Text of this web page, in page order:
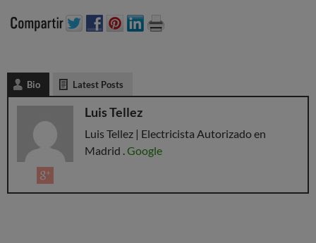
Bio Latest Posts
Luis Tellez
Luis Tellez | Electricista Autorizado en
Madrid .Google